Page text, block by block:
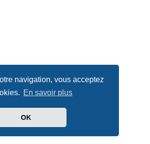
navigation, vous acceptez
En savoir plus
OK